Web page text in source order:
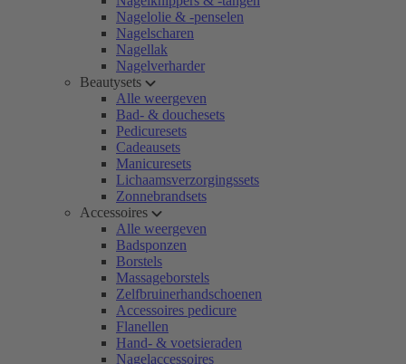
Nagelolie & -penselen
Nagelscharen
Nagellak
Nagelverharder
Beautysets
Alle weergeven
Bad- & douchesets
Pedicuresets
Cadeausets
Manicuresets
Lichaamsverzorgingssets
Zonnebrandsets
Accessoires
Alle weergeven
Badsponzen
Borstels
Massageborstels
Zelfbruinerhandschoenen
Accessoires pedicure
Flanellen
Hand- & voetsieraden
Nagelaccessoires